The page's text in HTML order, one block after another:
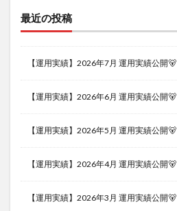
最近の投稿
【運用実績】2026年7月 運用実績公開🐻
【運用実績】2026年6月 運用実績公開🐻
【運用実績】2026年5月 運用実績公開🐻
【運用実績】2026年4月 運用実績公開🐻
【運用実績】2026年3月 運用実績公開🐻